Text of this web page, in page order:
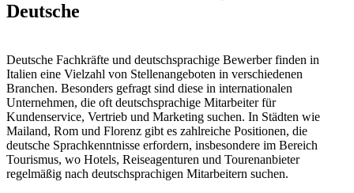
Deutsche
Deutsche Fachkräfte und deutschsprachige Bewerber finden in
Italien eine Vielzahl von Stellenangeboten in verschiedenen
Branchen. Besonders gefragt sind diese in internationalen
Unternehmen, die oft deutschsprachige Mitarbeiter für
Kundenservice, Vertrieb und Marketing suchen. In Städten wie
Mailand, Rom und Florenz gibt es zahlreiche Positionen, die
deutsche Sprachkenntnisse erfordern, insbesondere im Bereich
Tourismus, wo Hotels, Reiseagenturen und Tourenanbieter
regelmäßig nach deutschsprachigen Mitarbeitern suchen.